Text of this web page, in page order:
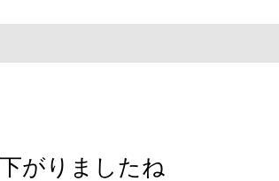
がりましたね